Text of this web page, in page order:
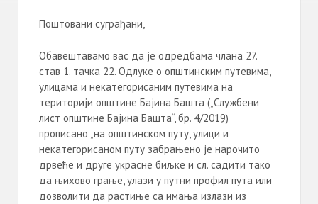
Поштовани суграђани,
Обавештавамо вас да је одредбама члана 27.
став 1. тачка 22. Одлуке о општинским путевима,
улицама и некатегорисаним путевима на
територији општине Бајина Башта („Службени
лист општине Бајина Башта“, бр. 4/2019)
прописано „на општинском путу, улици и
некатегорисаном путу забрањено је нарочито
дрвеће и друге украсне биљке и сл. садити тако
да њихово грање, улази у путни профил пута или
дозволити да растиње са имања излази из